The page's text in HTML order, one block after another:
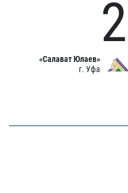
«Салават Юлаев»
г. Уфа